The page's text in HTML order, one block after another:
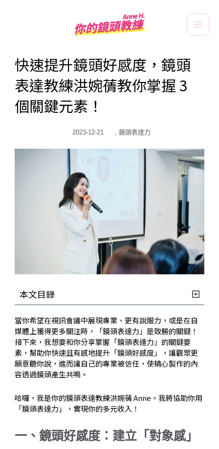
Main
快速提升鏡頭好感度，鏡頭
表達教練洪婉蒨教你掌握 3
個關鍵元素！
2023-12-21 , 鏡頭表達力
本文目錄
當你希望在視訊會議中展現專業、更有說服力，或是在自
媒體上獲得更多關注時，「鏡頭表達力」是致勝的關鍵！
接下來，我想要和你分享掌握「鏡頭表達力」的關鍵要
素，幫助你快速且有感地提升「鏡頭好感度」，讓觀眾更
願意聽你說，進而讓自己的專業被信任，使精心製作的內
容透過鏡頭產生共鳴。
哈囉，我是你的鏡頭表達教練洪婉蒨 Anne。我將協助你用
「鏡頭表達力」，實現你的多元收入！
一、鏡頭好感度：建立「對象感」